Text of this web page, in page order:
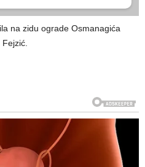
na zidu ograde Osmanagića